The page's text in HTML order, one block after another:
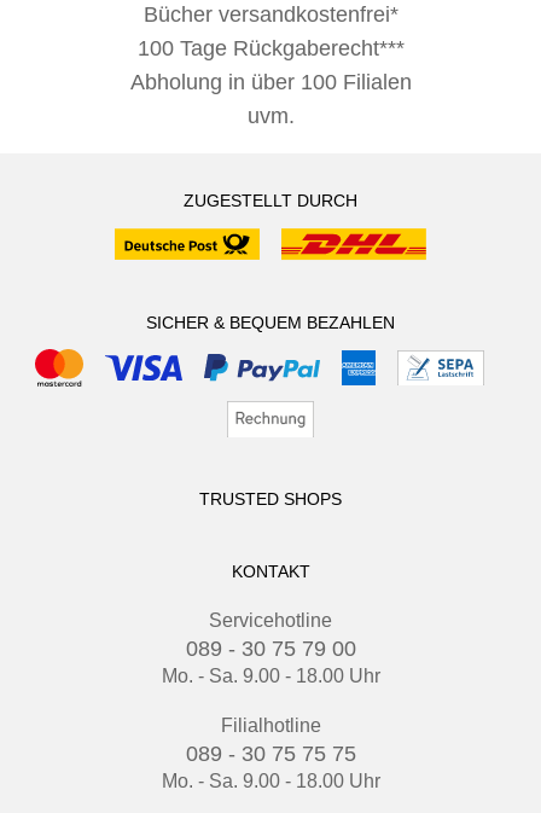
Bücher versandkostenfrei*
100 Tage Rückgaberecht***
Abholung in über 100 Filialen
uvm.
ZUGESTELLT DURCH
SICHER & BEQUEM BEZAHLEN
TRUSTED SHOPS
KONTAKT
Servicehotline
089 - 30 75 79 00
Mo. - Sa. 9.00 - 18.00 Uhr
Filialhotline
089 - 30 75 75 75
Mo. - Sa. 9.00 - 18.00 Uhr